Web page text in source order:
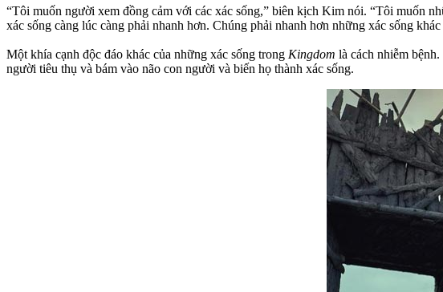
“Tôi muốn người xem đồng cảm với các xác sống,” biên kịch Kim nói. “Tôi muốn
xác sống càng lúc càng phải nhanh hơn. Chúng phải nhanh hơn những xác sống
Một khía cạnh độc đáo khác của những xác sống trong Kingdom là cách nhiễm
người tiêu thụ và bám vào não con người và biến họ thành xác sống.